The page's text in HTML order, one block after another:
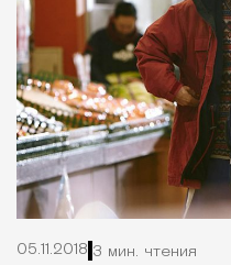
05.11.2018 3 мин. чтения